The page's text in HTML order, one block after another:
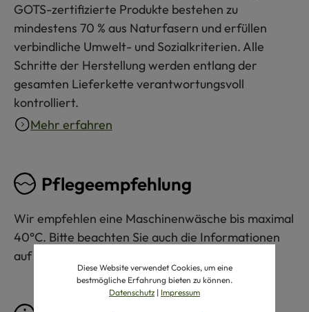
GOTS-zertifizierte Produkte bestehen zu
mindestens 70 % aus Naturfasern und erfüllen
verbindliche Umwelt- und Sozialkriterien. Alle
Schritte der Herstellung werden entlang der
gesamten Lieferkette verantwortungsvoll
kontrolliert.
Mehr erfahren
Pflegeempfehlung
Wir empfehlen eine Maschinenwäsche bis maximal
40°C. Bitte beachten Sie auch die Informationen
auf dem Pflegeetikett am Produkt.
Diese Website verwendet Cookies, um eine
bestmögliche Erfahrung bieten zu können.
Datenschutz | Impressum